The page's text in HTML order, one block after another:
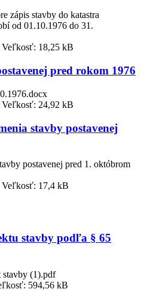
zápis stavby do katastra
od 01.10.1976 do 31.
Veľkosť: 18,25 kB
pred rokom 1976
Veľkosť: 24,92 kB
stavby postavenej
postavenej pred 1. októbrom
Veľkosť: 17,4 kB
stavby podľa § 65
stavby (1).pdf
594,56 kB